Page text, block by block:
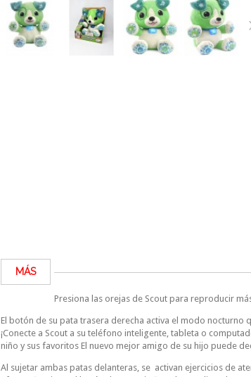
MÁS
Presiona las orejas de Scout para reproducir
El botón de su pata trasera derecha activa el modo nocturno
¡Conecte a Scout a su teléfono inteligente, tableta o
niño y sus favoritos El nuevo mejor amigo de su hijo puede
Al sujetar ambas patas delanteras, se activan ejercicios de